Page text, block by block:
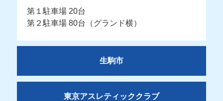
第１駐車場 20台
第２駐車場 80台（グランド横）
生駒市
東京アスレティッククラブ